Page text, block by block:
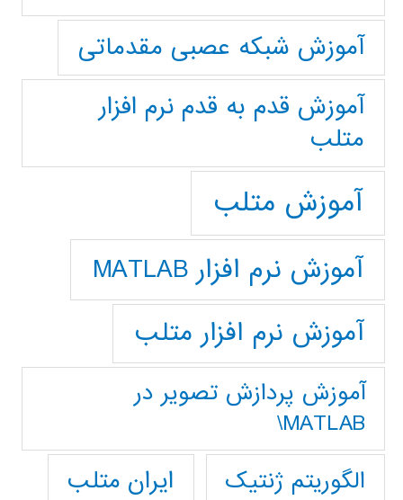
آموزش شبکه عصبی مقدماتی
آموزش قدم به قدم نرم افزار
متلب
آموزش متلب
آموزش نرم افزار MATLAB
آموزش نرم افزار متلب
آموزش پردازش تصوير در
MATLAB\
الگوریتم ژنتیک
ایران متلب